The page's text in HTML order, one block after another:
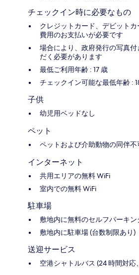
チェックイン時に必要なもの
クレジットカード、デビット
費用のお支払いが必要です
場合により、政府発行の写真
だく必要があります
最低ご利用年齢 : 17 歳
チェックイン可能な最低年齢 :
子供
幼児用ベッドなし
ペット
ペットおよび介助動物の同伴不
インターネット
共用エリアの無料 WiFi
室内での無料 WiFi
駐車場
敷地内に無料のセルフパーキン
敷地内に駐車場 (台数制限あり)
送迎サービス
空港シャトルバス (24 時間対